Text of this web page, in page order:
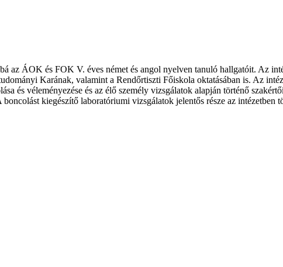
az ÁOK és FOK V. éves német és angol nyelven tanuló hallgatóit. Az
Karának, valamint a Rendőrtiszti Főiskola oktatásában is. Az
és véleményezése és az élő személy vizsgálatok alapján történő
kiegészítő laboratóriumi vizsgálatok jelentős része az intézetben